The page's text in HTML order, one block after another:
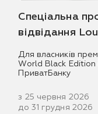
Спеціальна
відвідання
Для власників
World Black Edition
ПриватБанку
з 25 червня 2026
до 31 грудня 2026